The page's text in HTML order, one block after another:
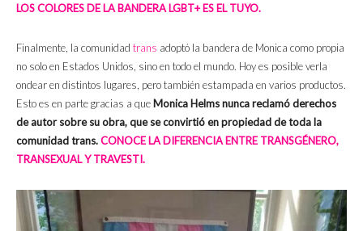
LOS COLORES DE LA BANDERA LGBT+ ES EL TUYO.
Finalmente, la comunidad trans adoptó la bandera de Monica como propia
no solo en Estados Unidos, sino en todo el mundo. Hoy es posible verla
ondear en distintos lugares, pero también estampada en varios productos.
Esto es en parte gracias a que Monica Helms nunca reclamó derechos
de autor sobre su obra, que se convirtió en propiedad de toda la
comunidad trans.CONOCE LA DIFERENCIA ENTRE TRANSGÉNERO,
TRANSEXUAL Y TRAVESTI.